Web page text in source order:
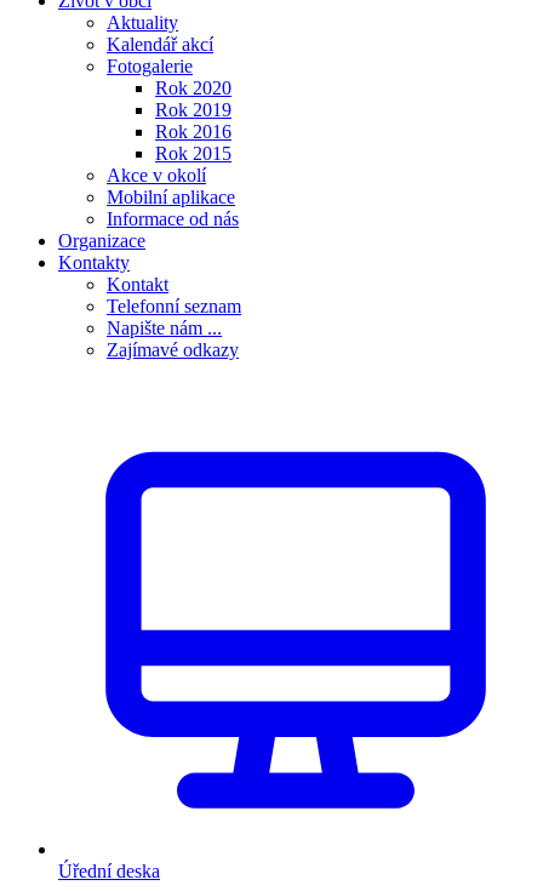
Aktuality
Kalendář akcí
Fotogalerie
Rok 2020
Rok 2019
Rok 2016
Rok 2015
Akce v okolí
Mobilní aplikace
Informace od nás
Organizace
Kontakty
Kontakt
Telefonní seznam
Napište nám ...
Zajímavé odkazy
Úřední deska